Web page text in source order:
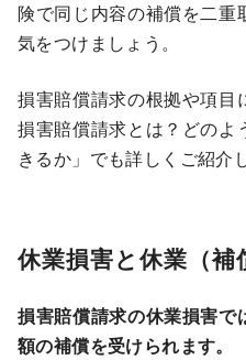
険で同じ内容の補償を二
気をつけましょう。
損害賠償請求の根拠や項目
損害賠償請求とは？どの
きるか」 でも詳しくご紹介
休業損害と休業（補
損害賠償請求の休業損害
額の補償を受けられます。